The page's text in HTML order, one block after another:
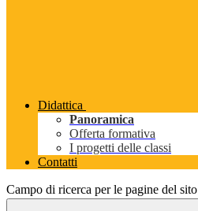
Didattica
Panoramica
Offerta formativa
I progetti delle classi
Contatti
Campo di ricerca per le pagine del sito